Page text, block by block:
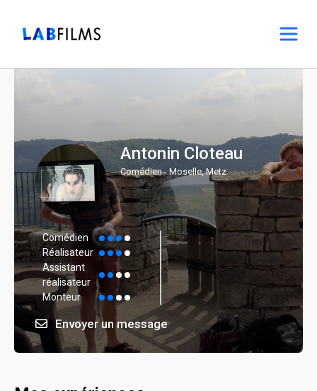
Antonin Cloteau
Comédien - Moselle, Metz
Comédien
Réalisateur
Assistant
réalisateur
Monteur
Envoyer un message